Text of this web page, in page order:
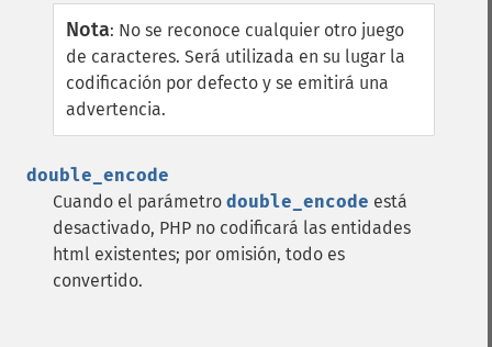
Nota: No se reconoce cualquier otro juego
de caracteres. Será utilizada en su lugar la
codificación por defecto y se emitirá una
advertencia.
double_encode
Cuando el parámetro double_encode está
desactivado, PHP no codificará las entidades
html existentes; por omisión, todo es
convertido.